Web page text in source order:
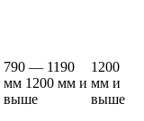
790 — 1190
мм 1200 мм и
выше
1200
мм и
выше